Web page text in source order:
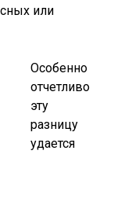
или
Особенно
отчетливо
эту
разницу
удается